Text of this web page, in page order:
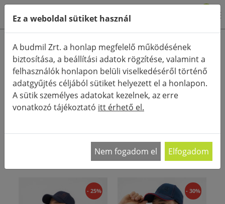
Termékkategóriák
Részletes keresés
FŐOLDAL KATEGÓRIÁK
SAPKA
RENDEZÉS:
része a férfi sapka. Nem csak azért, mert egyre…
- 25% - 30%
Ez a weboldal sütiket használ
A budmil Zrt. a honlap megfelelő működésének
biztosítása, a beállítási adatok rögzítése, valamint a
felhasználók honlapon belüli viselkedéséről történő
adatgyűjtés céljából sütiket helyezett el a honlapon.
A sütik személyes adatokat kezelnek, az erre
vonatkozó tájékoztató itt érhető el.
Nem fogadom el Elfogadom